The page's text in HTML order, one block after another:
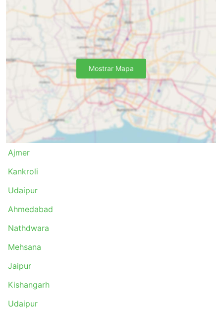
Ajmer
Kankroli
Udaipur
Ahmedabad
Nathdwara
Mehsana
Jaipur
Kishangarh
Udaipur
Mostrar Mapa